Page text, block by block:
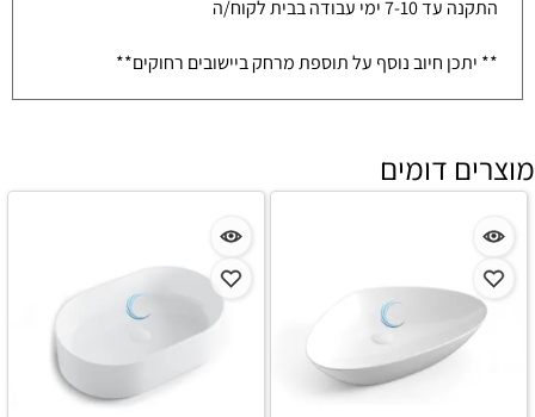
התקנה עד 7-10 ימי עבודה בבית לקוח/ה
** יתכן חיוב נוסף על תוספת מרחק ביישובים רחוקים**
מוצרים דומים